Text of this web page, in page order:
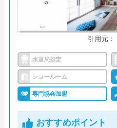
今すぐ電話
0985-
受付時間：
株式会社日光設備工業
運営会社 株式会社日
代表者 長友賢
引用元：
水道局指定
ショールーム
専門協会加盟
おすすめポイント